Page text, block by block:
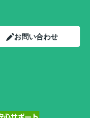
お問い合わせ